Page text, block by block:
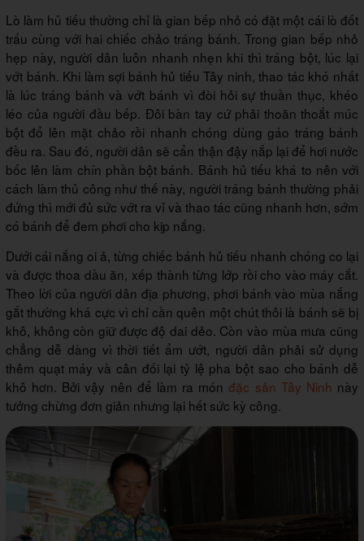
Lò làm hủ tiếu thường chỉ là gian bếp nhỏ có đặt một cái lò đốt
trấu cùng với hai chiếc chảo tráng bánh. Trong gian bếp nhỏ
hẹp này, người dân luôn nhanh nhẹn khi thì tráng bột, lúc lại
vớt bánh. Khi làm sợi bánh hủ tiếu Tây ninh, thao tác khó nhất
là lúc tráng bánh và vớt bánh vì đòi hỏi sự thuần thục, khéo
léo của người đầu bếp. Ðôi bàn tay cứ phải thoăn thoắt múc
bột đổ lên mặt chảo rồi nhanh chóng dùng gáo tráng bánh
đều ra. Sau đó, người dân sẽ cẩn thận đậy nắp lại để hơi nước
bốc lên làm chín phần bột bánh. Bánh hủ tiếu khá to nên với
cách làm thủ công như thế này, người tráng bánh thường phải
đứng thì mới đủ sức vớt ra vỉ và thao tác cũng nhanh hơn, sớm
có bánh để đem phơi cho kịp nắng.
Dưới cái nắng oi ả, từng chiếc bánh hủ tiếu nhanh chóng co lại
và được thoa dầu ăn, xếp thành từng lớp rồi cho vào máy cắt.
Theo lời của người dân địa phương, phơi bánh vào mùa nắng
gắt thường khá cực vì chỉ cần quên một chút thôi là bánh sẽ bị
khô, không còn giữ được độ dai dẻo. Còn vào mùa mưa cũng
chẳng dễ dàng vì thời tiết ẩm ướt, người dân phải sử dụng
thêm quạt máy và cân đối lại tỷ lệ pha bột sao cho bánh dễ
khô hơn. Bởi vậy nên để làm ra mónđặc sản Tây Ninh này
tưởng chừng đơn giản nhưng lại hết sức kỳ công.